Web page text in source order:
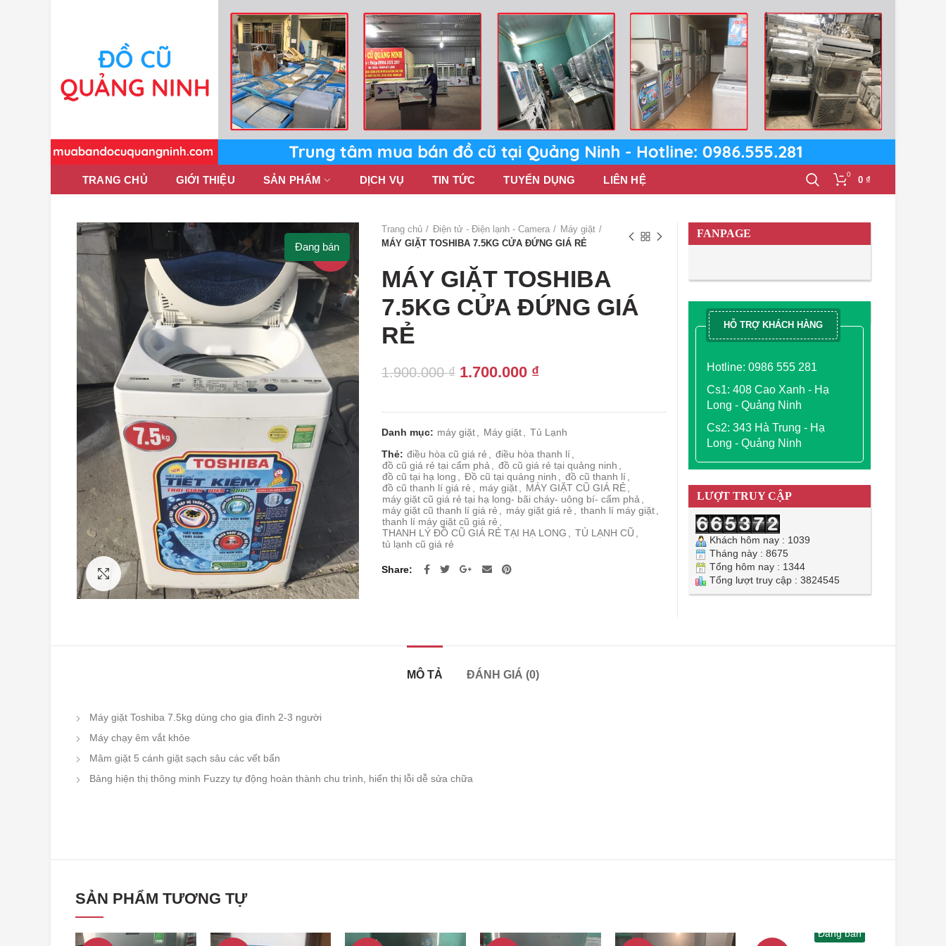
TRANG CHỦ GIỚI THIỆU SẢN PHẨM DỊCH VỤ TIN TỨC TUYỂN DỤNG LIÊN HỆ 0 0 ₫
-11%
Click to enlarge
Đang bán
Trang chủ Điện tử - Điện lạnh - Camera
Máy giặt
MÁY GIẶT TOSHIBA 7.5KG CỬA ĐỨNG GIÁ RẺ
MÁY GIẶT TOSHIBA
7.5KG CỬA ĐỨNG GIÁ
RẺ
1.900.000₫ Giá
là:
1.900.000 ₫.
1.700.000 ₫Giá
tại
là:
Danh mục: máy giặt Máy giặt
Tủ Lạnh
Thẻ: điều hòa cũ giá rẻ điều hòa thanh lí
đồ cũ giá rẻ tại cẩm phả
đồ cũ giá rẻ tại quảng ninh
đồ cũ tại hạ long
Đồ cũ tại quảng ninh đồ cũ thanh lí
đồ cũ thanh lí giá rẻ
máy giặt MÁY GIẶT CŨ GIÁ RẺ
máy giặt cũ giá rẻ tại hạ long- bãi cháy- uông bí- cẩm phả
máy giặt cũ thanh lí giá rẻ
máy giặt giá rẻ thanh lí máy giặt
thanh lí máy giặt cũ giá rẻ
THANH LÝ ĐỒ CŨ GIÁ RẺ TẠI HẠ LONG
TỦ LẠNH CŨ
tủ lạnh cũ giá rẻ
Share
FANPAGE
HỖ TRỢ KHÁCH HÀNG
Hotline: 0986 555 281
Cs1: 408 Cao Xanh - Hạ
Long - Quảng Ninh
Cs2: 343 Hà Trung - Hạ
Long - Quảng Ninh
LƯỢT TRUY CẬP
Khách hôm nay : 1039
Tháng này : 8675
Tổng hôm nay : 1344
Tổng lượt truy cập : 3824545
MÔ TẢ ĐÁNH GIÁ (0)
Máy giặt Toshiba 7.5kg dùng cho gia đình 2-3 người
Máy chạy êm vắt khỏe
Mâm giặt 5 cánh giặt sạch sâu các vết bẩn
Bảng hiện thị thông minh Fuzzy tự động hoàn thành chu trình, hiển thị lỗi dễ sửa chữa
SẢN PHẨM TƯƠNG TỰ
Đang bán